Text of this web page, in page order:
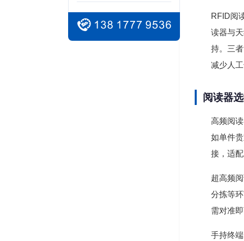
RFID阅
读器与
持。三
减少人
阅读器
高频阅
如单件
接，适
超高频
分拣等
需对准
手持终